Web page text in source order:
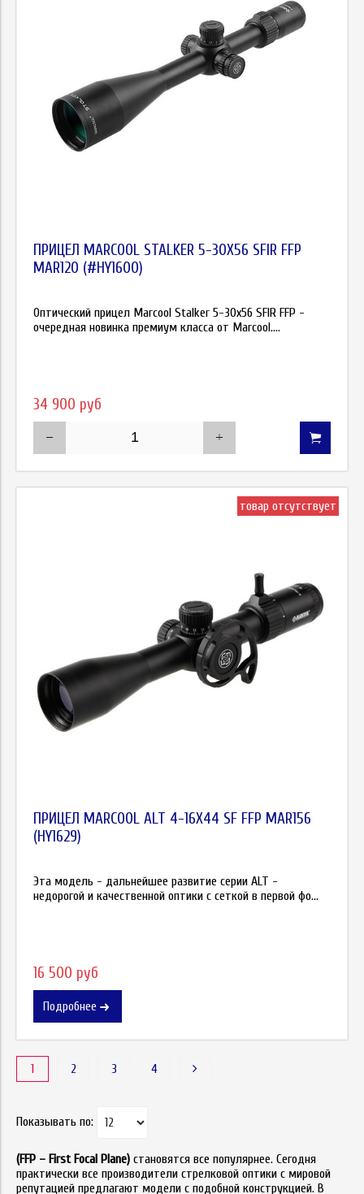
ПРИЦЕЛ MARCOOL STALKER 5-30X56 SFIR FFP
MAR120 (#HY1600)
Оптический прицел Marcool Stalker 5-30x56 SFIR FFP -
очередная новинка премиум класса от Marcool....
34 900 руб
товар отсутствует
ПРИЦЕЛ MARCOOL ALT 4-16X44 SF FFP MAR156
(HY1629)
Эта модель - дальнейшее развитие серии ALT -
недорогой и качественной оптики с сеткой в первой фо...
16 500 руб
Подробнее
1 2 3 4
Показывать по:
(FFP – First Focal Plane) становятся все популярнее. Сегодня
практически все производители стрелковой оптики с мировой
репутацией предлагают модели с подобной конструкцией. В